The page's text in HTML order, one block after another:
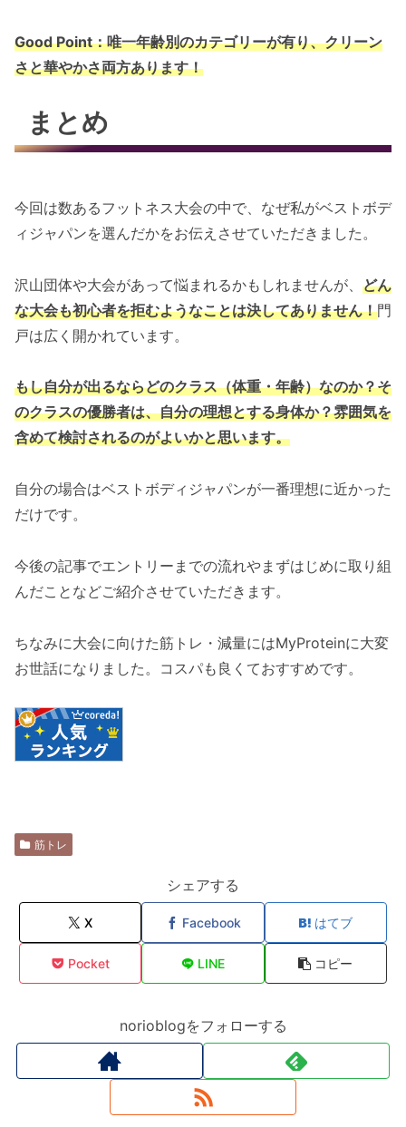
Good Point：唯一年齢別のカテゴリーが有り、クリーン
さと華やかさ両方あります！
まとめ
今回は数あるフットネス大会の中で、なぜ私がベストボデ
ィジャパンを選んだかをお伝えさせていただきました。
沢山団体や大会があって悩まれるかもしれませんが、 どん
な大会も初心者を拒むようなことは決してありません！門
戸は広く開かれています。
もし自分が出るならどのクラス（体重・年齢）なのか？そ
のクラスの優勝者は、自分の理想とする身体か？雰囲気を
含めて検討されるのがよいかと思います。
自分の場合はベストボディジャパンが一番理想に近かった
だけです。
今後の記事でエントリーまでの流れやまずはじめに取り組
んだことなどご紹介させていただきます。
ちなみに大会に向けた筋トレ・減量にはMyProteinに大変
お世話になりました。コスパも良くておすすめです。
筋トレ
シェアする
X Facebook はてブ
Pocket LINE コピー
norioblogをフォローする